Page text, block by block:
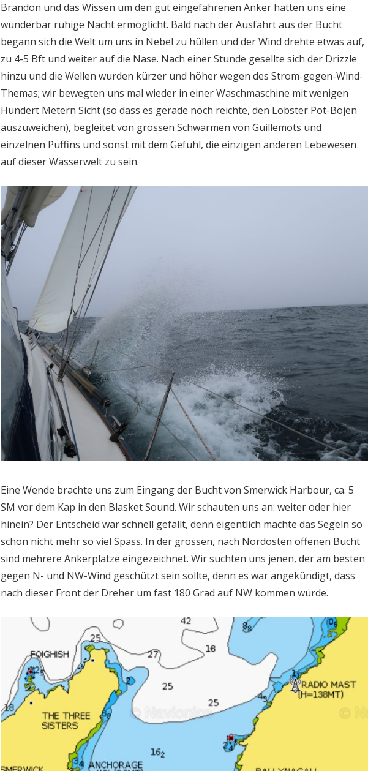
Brandon und das Wissen um den gut eingefahrenen Anker hatten uns eine
wunderbar ruhige Nacht ermöglicht. Bald nach der Ausfahrt aus der Bucht
begann sich die Welt um uns in Nebel zu hüllen und der Wind drehte etwas auf,
zu 4-5 Bft und weiter auf die Nase. Nach einer Stunde gesellte sich der Drizzle
hinzu und die Wellen wurden kürzer und höher wegen des Strom-gegen-Wind-
Themas; wir bewegten uns mal wieder in einer Waschmaschine mit wenigen
Hundert Metern Sicht (so dass es gerade noch reichte, den Lobster Pot-Bojen
auszuweichen), begleitet von grossen Schwärmen von Guillemots und
einzelnen Puffins und sonst mit dem Gefühl, die einzigen anderen Lebewesen
auf dieser Wasserwelt zu sein.
Eine Wende brachte uns zum Eingang der Bucht von Smerwick Harbour, ca. 5
SM vor dem Kap in den Blasket Sound. Wir schauten uns an: weiter oder hier
hinein? Der Entscheid war schnell gefällt, denn eigentlich machte das Segeln so
schon nicht mehr so viel Spass. In der grossen, nach Nordosten offenen Bucht
sind mehrere Ankerplätze eingezeichnet. Wir suchten uns jenen, der am besten
gegen N- und NW-Wind geschützt sein sollte, denn es war angekündigt, dass
nach dieser Front der Dreher um fast 180 Grad auf NW kommen würde.